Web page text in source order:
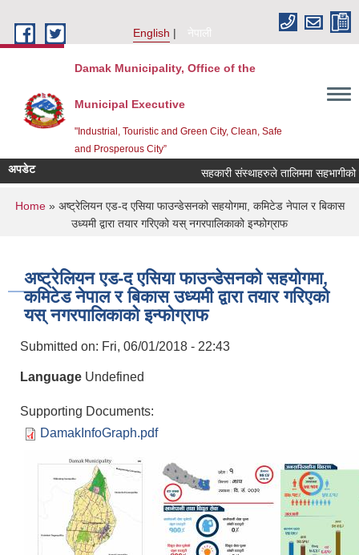
English
नेपाली
Damak Municipality, Office of the
Municipal Executive
"Industrial, Touristic and Green City, Clean, Safe
and Prosperous City”
अपडेट सहकारी संस्थाहरुले तालिममा सहभागीको
You are here
Home» अष्ट्रेलियन एड-द एसिया फाउन्डेसनको सहयोगमा, कमिटेड नेपाल र बिकास
उध्यमी द्वारा तयार गरिएको यस् नगरपालिकाको इन्फोग्राफ
अष्ट्रेलियन एड-द एसिया फाउन्डेसनको सहयोगमा,
कमिटेड नेपाल र बिकास उध्यमी द्वारा तयार गरिएको
यस् नगरपालिकाको इन्फोग्राफ
Submitted on: Fri, 06/01/2018 - 22:43
Language Undefined
Supporting Documents:
DamakInfoGraph.pdf